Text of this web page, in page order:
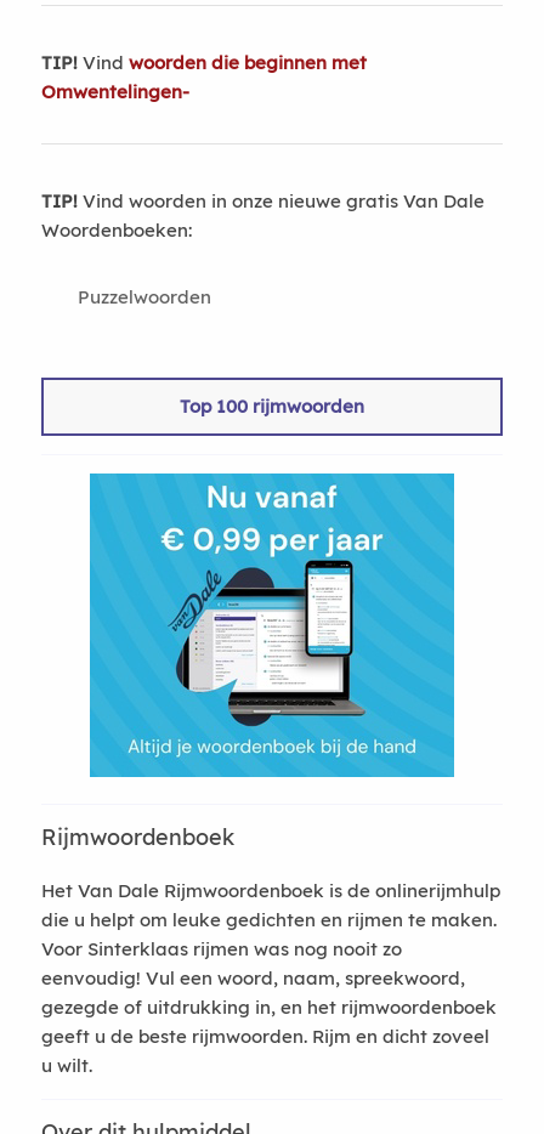
TIP!Vind woorden die beginnen met
Omwentelingen-
TIP!Vind woorden in onze nieuwe gratis Van Dale
Woordenboeken:
Puzzelwoorden
Top 100 rijmwoorden
Rijmwoordenboek
Het Van Dale Rijmwoordenboek is de onlinerijmhulp
die u helpt om leuke gedichten en rijmen te maken.
Voor Sinterklaas rijmen was nog nooit zo
eenvoudig! Vul een woord, naam, spreekwoord,
gezegde of uitdrukking in, en het rijmwoordenboek
geeft u de beste rijmwoorden. Rijm en dicht zoveel
u wilt.